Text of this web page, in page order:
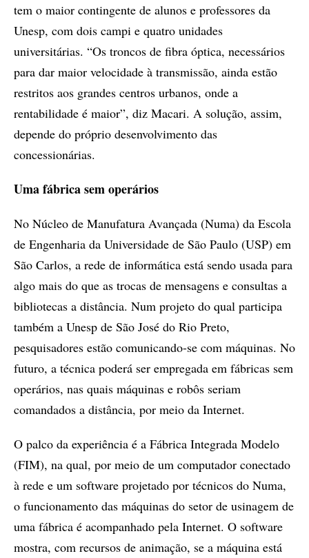
tem o maior contingente de alunos e professores da
Unesp, com dois campi e quatro unidades
universitárias. “Os troncos de fibra óptica, necessários
para dar maior velocidade à transmissão, ainda estão
restritos aos grandes centros urbanos, onde a
rentabilidade é maior”, diz Macari. A solução, assim,
depende do próprio desenvolvimento das
concessionárias.
Uma fábrica sem operários
No Núcleo de Manufatura Avançada (Numa) da Escola
de Engenharia da Universidade de São Paulo (USP) em
São Carlos, a rede de informática está sendo usada para
algo mais do que as trocas de mensagens e consultas a
bibliotecas a distância. Num projeto do qual participa
também a Unesp de São José do Rio Preto,
pesquisadores estão comunicando-se com máquinas. No
futuro, a técnica poderá ser empregada em fábricas sem
operários, nas quais máquinas e robôs seriam
comandados a distância, por meio da Internet.
O palco da experiência é a Fábrica Integrada Modelo
(FIM), na qual, por meio de um computador conectado
à rede e um software projetado por técnicos do Numa,
o funcionamento das máquinas do setor de usinagem de
uma fábrica é acompanhado pela Internet. O software
mostra, com recursos de animação, se a máquina está